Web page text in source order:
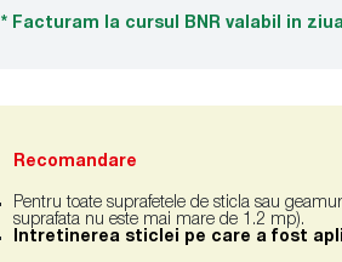
* Facturam la cursul BNR valabil in
Recomandare
Pentru toate suprafetele de sticla sau
suprafata nu este mai mare de 1.2 mp).
Intretinerea sticlei pe care a fost